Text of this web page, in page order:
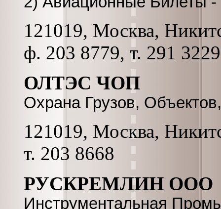
121019, Москва,
ф. 203 8779, т. 291
ОЛТЭС ЧОП
Охрана Грузов,
121019, Москва,
т. 203 8668
РУСКРЕМЛИН ООО
Инструментальная